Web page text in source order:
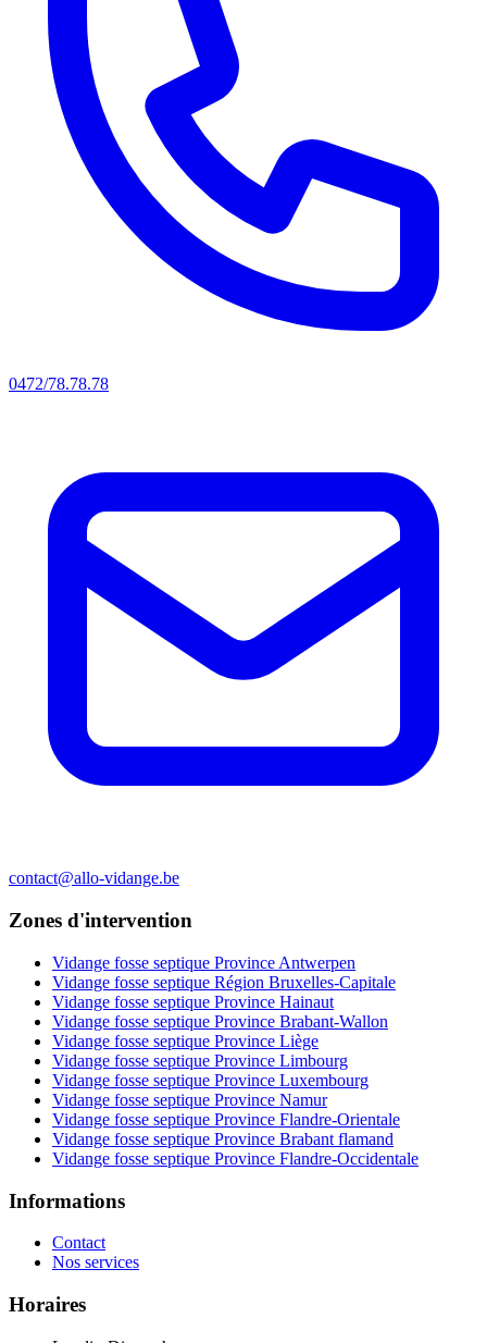
0472/78.78.78
contact@allo-vidange.be
Zones d'intervention
Vidange fosse septique Province Antwerpen
Vidange fosse septique Région Bruxelles-Capitale
Vidange fosse septique Province Hainaut
Vidange fosse septique Province Brabant-Wallon
Vidange fosse septique Province Liège
Vidange fosse septique Province Limbourg
Vidange fosse septique Province Luxembourg
Vidange fosse septique Province Namur
Vidange fosse septique Province Flandre-Orientale
Vidange fosse septique Province Brabant flamand
Vidange fosse septique Province Flandre-Occidentale
Informations
Contact
Nos services
Horaires